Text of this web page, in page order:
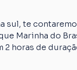
sul, te
Marinha do
2 horas de